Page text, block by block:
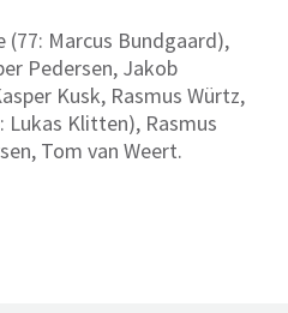
(77: Marcus Bundgaard),
Pedersen, Jakob
Kusk, Rasmus Würtz,
Lukas Klitten), Rasmus
Tom van Weert.